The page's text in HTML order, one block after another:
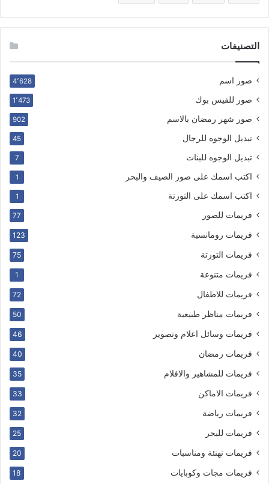
التصنيفات
صور اسم 4٬628
صور للفيس بوك 1٬473
صور شهر رمضان بالاسم 902
تبديل الوجوه للرجال 45
تبديل الوجوه للبنات 7
اكتب اسمك على صور الصيف والبحر 1
اكتب اسمك على التورتة 1
فريمات للصور 77
فريمات رومانسية 123
فريمات التورتة 75
فريمات متنوعة 1
فريمات للاطفال 72
فريمات مناظر طبيعية 50
فريمات وسائل اعلام وتصوير 46
فريمات رمضان 40
فريمات للمشاهير والافلام 35
فريمات الاماكن 33
فريمات رياضة 32
فريمات للبحر 25
فريمات تهنئة ومناسبات 20
فريمات مجات وكوبايات 18